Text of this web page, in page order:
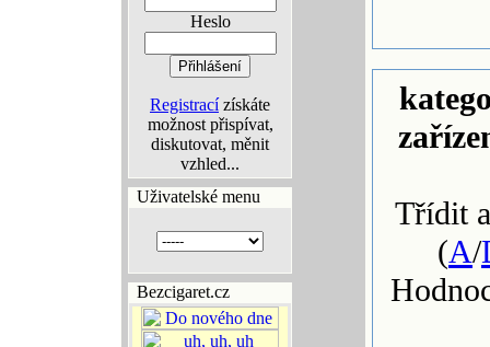
Heslo
Registracízískáte
možnost přispívat,
diskutovat, měnit
vzhled...
Uživatelské menu
Bezcigaret.cz
Třídit
(A/